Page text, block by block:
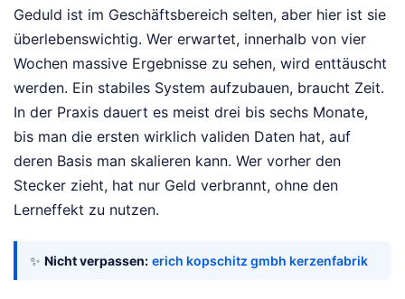
Geduld ist im Geschäftsbereich selten, aber hier ist sie
überlebenswichtig. Wer erwartet, innerhalb von vier
Wochen massive Ergebnisse zu sehen, wird enttäuscht
werden. Ein stabiles System aufzubauen, braucht Zeit.
In der Praxis dauert es meist drei bis sechs Monate,
bis man die ersten wirklich validen Daten hat, auf
deren Basis man skalieren kann. Wer vorher den
Stecker zieht, hat nur Geld verbrannt, ohne den
Lerneffekt zu nutzen.
✨ Nicht verpassen: erich kopschitz gmbh kerzenfabrik